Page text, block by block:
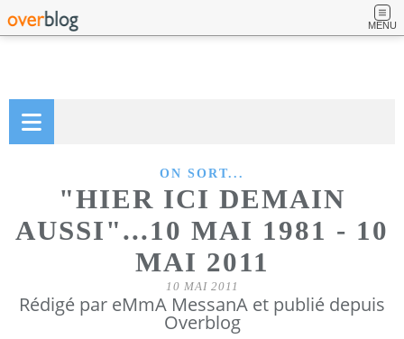
MENU
ON SORT...
"HIER ICI DEMAIN
AUSSI"...10 MAI 1981 - 10
MAI 2011
10 MAI 2011
Rédigé par eMmA MessanA et publié depuis
Overblog